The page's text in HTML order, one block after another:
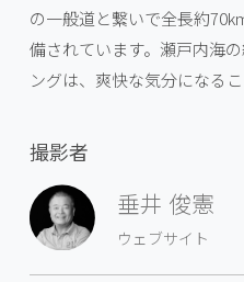
の一般道と繋いで全長約
備されています。瀬戸内海
ングは、爽快な気分になる
撮影者
垂井 俊憲
ウェブサイト